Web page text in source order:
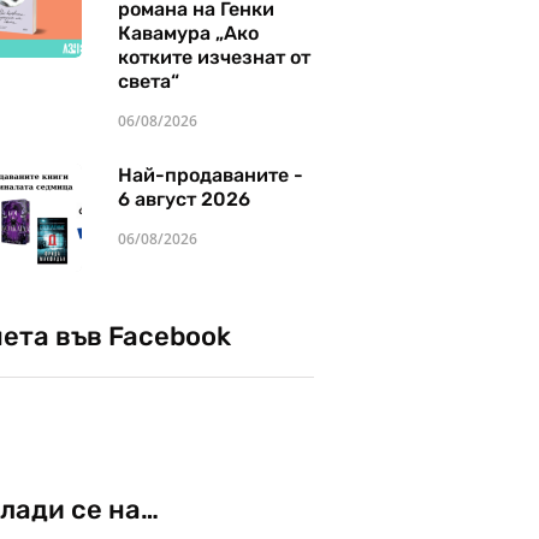
романа на Генки
Кавамура „Ако
котките изчезнат от
света“
06/08/2026
Най-продаваните -
6 август 2026
06/08/2026
във Facebook
се на…